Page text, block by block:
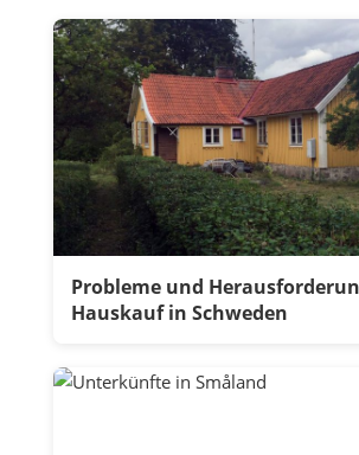
Probleme und
Hauskauf in Schweden